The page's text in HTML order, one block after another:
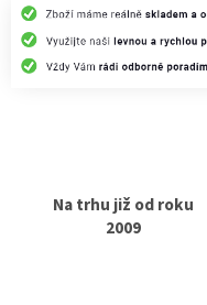
Na trhu již od roku
2009